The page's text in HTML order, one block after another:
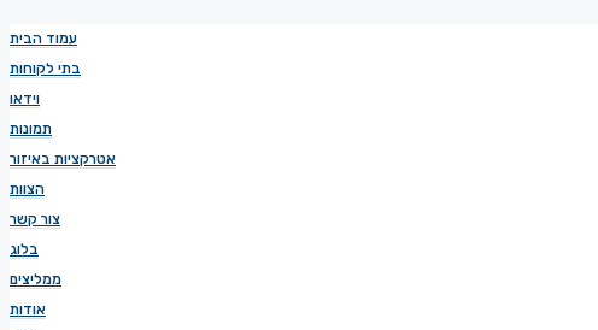
עמוד הבית
בתי לקוחות
וידאו
תמונות
אטרקציות באיזור
הצוות
צור קשר
בלוג
ממליצים
אודות